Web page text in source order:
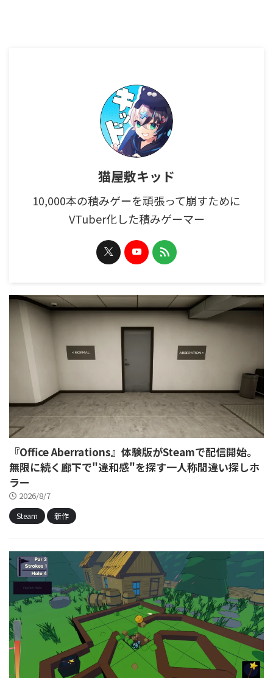
猫屋敷キッド
10,000本の積みゲーを頑張って崩すために
VTuber化した積みゲーマー
『Office Aberrations』体験版がSteamで配信開始。
無限に続く廊下で"違和感"を探す一人称間違い探しホ
ラー
2026/8/7
Steam 新作